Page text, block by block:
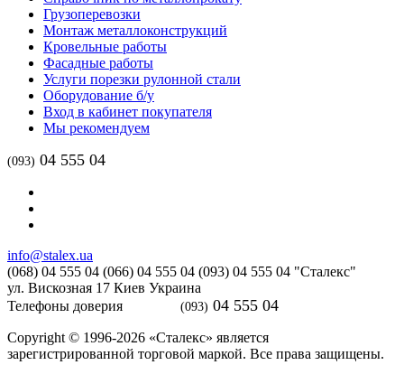
Грузоперевозки
Монтаж металлоконструкций
Кровельные работы
Фасадные работы
Услуги порезки рулонной стали
Оборудование б/у
Вход в кабинет покупателя
Мы рекомендуем
(093) 04 555 04
info@stalex.ua
(068) 04 555 04 (066) 04 555 04 (093) 04 555 04 "Сталекс"
ул. Вискозная 17 Киев Украина
Телефоны доверия
(093) 04 555 04
Copyright © 1996-2026 «Сталекс» является
зарегистрированной торговой маркой. Все права защищены.